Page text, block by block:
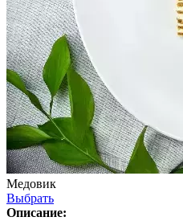
Медовик
Выбрать
Описание: